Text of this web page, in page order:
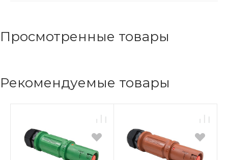
Просмотренные товары
Рекомендуемые товары